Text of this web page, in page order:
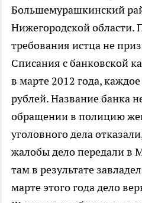
Большемурашкинский
Нижегородской области.
требования истца не
Списания с банковской
в марте 2012 года,
рублей. Название банка
обращении в полицию
уголовного дела
жалобы дело передали в
там в результате
марте этого года дело